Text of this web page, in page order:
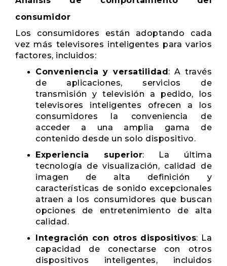
consumidor
Los consumidores están adoptando cada
vez más televisores inteligentes para varios
factores, incluidos:
Conveniencia y versatilidad: A través
de aplicaciones, servicios de
transmisión y televisión a pedido, los
televisores inteligentes ofrecen a los
consumidores la conveniencia de
acceder a una amplia gama de
contenido desde un solo dispositivo.
Experiencia superior: La última
tecnología de visualización, calidad de
imagen de alta definición y
características de sonido excepcionales
atraen a los consumidores que buscan
opciones de entretenimiento de alta
calidad.
Integración con otros dispositivos: La
capacidad de conectarse con otros
dispositivos inteligentes, incluidos